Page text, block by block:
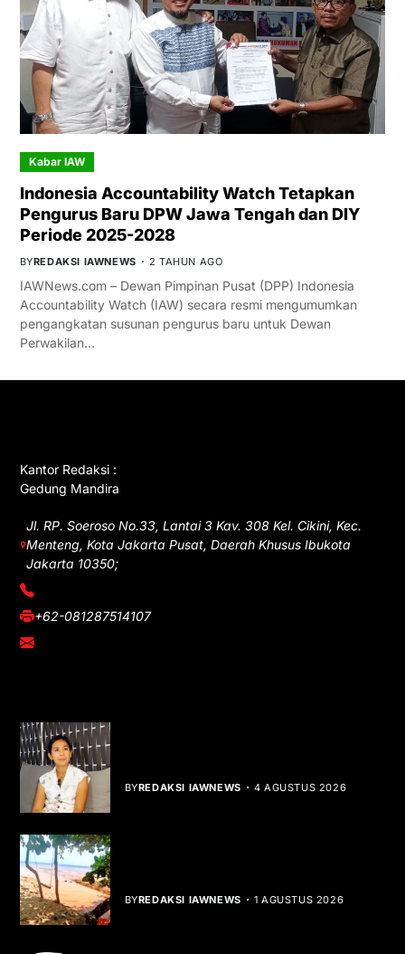
Kabar IAW
Indonesia Accountability Watch Tetapkan
Pengurus Baru DPW Jawa Tengah dan DIY
Periode 2025-2028
BYREDAKSI IAWNEWS 2 TAHUN AGO
IAWNews.com – Dewan Pimpinan Pusat (DPP) Indonesia
Accountability Watch (IAW) secara resmi mengumumkan
pengangkatan susunan pengurus baru untuk Dewan
Perwakilan…
Kantor Redaksi :
Gedung Mandira
Jl. RP. Soeroso No.33, Lantai 3 Kav. 308 Kel. Cikini, Kec.
Menteng, Kota Jakarta Pusat, Daerah Khusus Ibukota
Jakarta 10350;
(021) 3908026
+62-081287514107
adm@iawnews.com
BYREDAKSI IAWNEWS 4 AGUSTUS 2026
BYREDAKSI IAWNEWS 1 AGUSTUS 2026